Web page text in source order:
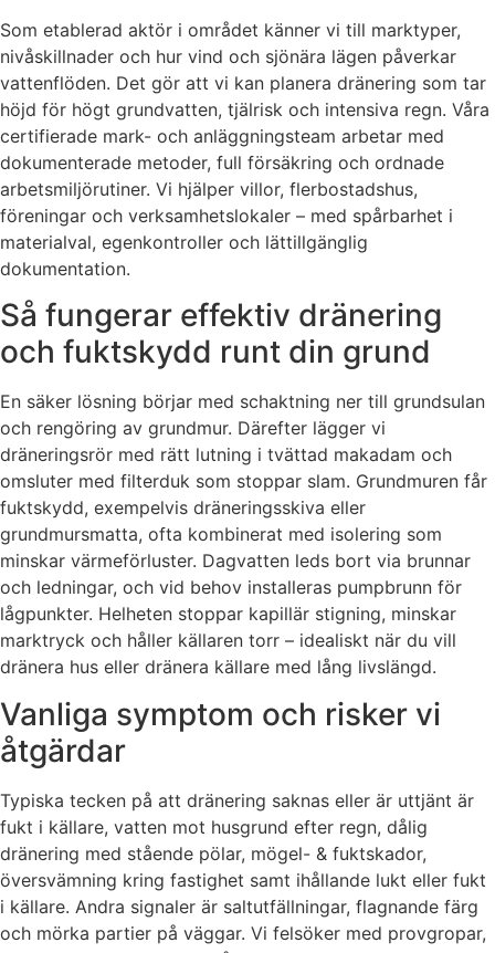
Som etablerad aktör i området känner vi till marktyper,
nivåskillnader och hur vind och sjönära lägen påverkar
vattenflöden. Det gör att vi kan planera dränering som tar
höjd för högt grundvatten, tjälrisk och intensiva regn. Våra
certifierade mark- och anläggningsteam arbetar med
dokumenterade metoder, full försäkring och ordnade
arbetsmiljörutiner. Vi hjälper villor, flerbostadshus,
föreningar och verksamhetslokaler – med spårbarhet i
materialval, egenkontroller och lättillgänglig
dokumentation.
Så fungerar effektiv dränering
och fuktskydd runt din grund
En säker lösning börjar med schaktning ner till grundsulan
och rengöring av grundmur. Därefter lägger vi
dräneringsrör med rätt lutning i tvättad makadam och
omsluter med filterduk som stoppar slam. Grundmuren får
fuktskydd, exempelvis dräneringsskiva eller
grundmursmatta, ofta kombinerat med isolering som
minskar värmeförluster. Dagvatten leds bort via brunnar
och ledningar, och vid behov installeras pumpbrunn för
lågpunkter. Helheten stoppar kapillär stigning, minskar
marktryck och håller källaren torr – idealiskt när du vill
dränera hus eller dränera källare med lång livslängd.
Vanliga symptom och risker vi
åtgärdar
Typiska tecken på att dränering saknas eller är uttjänt är
fukt i källare, vatten mot husgrund efter regn, dålig
dränering med stående pölar, mögel- & fuktskador,
översvämning kring fastighet samt ihållande lukt eller fukt
i källare. Andra signaler är saltutfällningar, flagnande färg
och mörka partier på väggar. Vi felsöker med provgropar,